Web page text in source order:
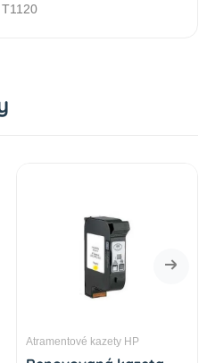
Atramentové kazety HP